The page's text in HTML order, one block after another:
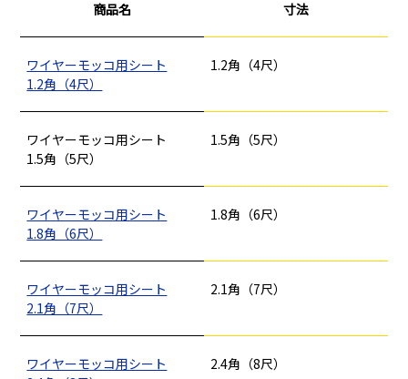
仮設資材 現場用品・保安用品 建築金物・建築資材
型枠部材
シーリング剤・接着剤・スプレー等
家、マンションを
建てる（建築）
商品名 寸法
ワイヤーモッコ用シート
1.2角（4尺）
1.2角（4尺）
ワイヤーモッコ用シート
1.5角（5尺）
1.5角（5尺）
ワイヤーモッコ用シート
1.8角（6尺）
1.8角（6尺）
ワイヤーモッコ用シート
2.1角（7尺）
2.1角（7尺）
ワイヤーモッコ用シート
2.4角（8尺）